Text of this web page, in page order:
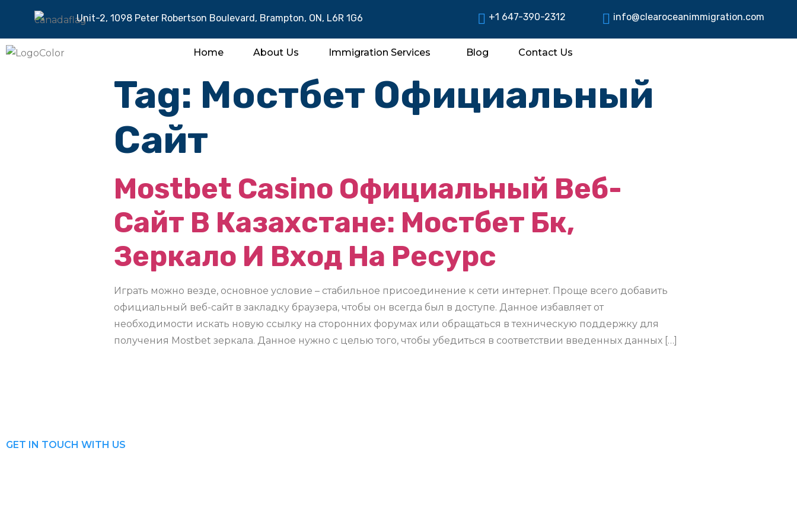
Unit-2, 1098 Peter Robertson Boulevard, Brampton, ON, L6R 1G6 +1 647-390-2312 info@clearoceanimmigration.com
Home About Us Immigration Services Blog Contact Us
Tag: Мостбет Официальный
Сайт
Mostbet Casino Официальный Веб-
Сайт В Казахстане: Мостбет Бк,
Зеркало И Вход На Ресурс
Играть можно везде, основное условие – стабильное присоединение к сети интернет. Проще всего добавить
официальный веб-сайт в закладку браузера, чтобы он всегда был в доступе. Данное избавляет от
необходимости искать новую ссылку на сторонних форумах или обращаться в техническую поддержку для
получения Mostbet зеркала. Данное нужно с целью того, чтобы убедиться в соответствии введенных данных […]
GET IN TOUCH WITH US